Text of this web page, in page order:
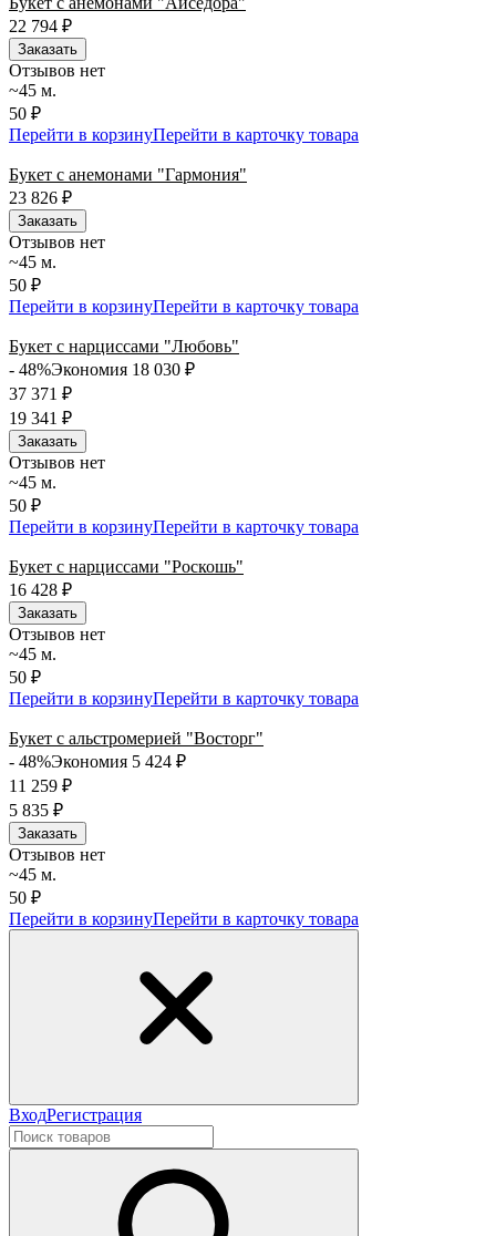
22 794 ₽
Заказать
Отзывов нет
~45 м.
50 ₽
Перейти в корзинуПерейти в карточку товара
Букет с анемонами "Гармония"
23 826 ₽
Заказать
Отзывов нет
~45 м.
50 ₽
Перейти в корзинуПерейти в карточку товара
Букет с нарциссами "Любовь"
- 48%Экономия 18 030 ₽
37 371 ₽
19 341 ₽
Заказать
Отзывов нет
~45 м.
50 ₽
Перейти в корзинуПерейти в карточку товара
Букет с нарциссами "Роскошь"
16 428 ₽
Заказать
Отзывов нет
~45 м.
50 ₽
Перейти в корзинуПерейти в карточку товара
Букет с альстромерией "Восторг"
- 48%Экономия 5 424 ₽
11 259 ₽
5 835 ₽
Заказать
Отзывов нет
~45 м.
50 ₽
Перейти в корзинуПерейти в карточку товара
ВходРегистрация